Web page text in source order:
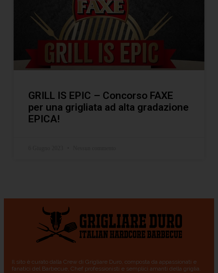
GRILL IS EPIC – Concorso FAXE
per una grigliata ad alta gradazione
EPICA!
Il sito è curato dalla Crew di Grigliare Duro, composta da appassionati e
fanatici del Barbecue, Chef professionisti e semplici amanti della griglia.